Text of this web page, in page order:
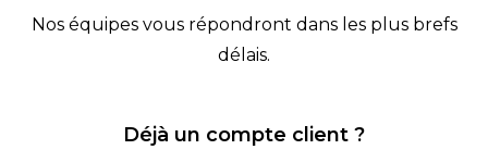
Nos équipes vous répondront dans les plus brefs
délais.
Déjà un compte client ?